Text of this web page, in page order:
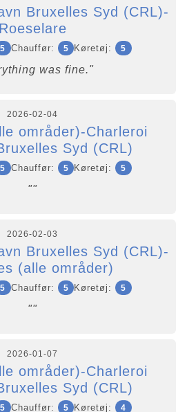
Bruxelles Syd (CRL)-
Roeselare
5 Chauffør: 5 Køretøj: 5
was fine."
2026-02-04
områder)-Charleroi
Syd (CRL)
5 Chauffør: 5 Køretøj: 5
""
2026-02-03
Bruxelles Syd (CRL)-
(alle områder)
5 Chauffør: 5 Køretøj: 5
""
2026-01-07
områder)-Charleroi
Syd (CRL)
5 Chauffør: 5 Køretøj: 4